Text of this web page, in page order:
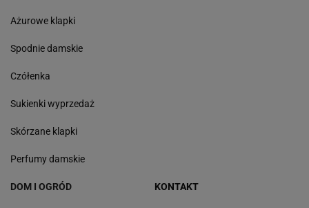
Ażurowe klapki
Spodnie damskie
Czółenka
Sukienki wyprzedaż
Skórzane klapki
Perfumy damskie
DOM I OGRÓD KONTAKT